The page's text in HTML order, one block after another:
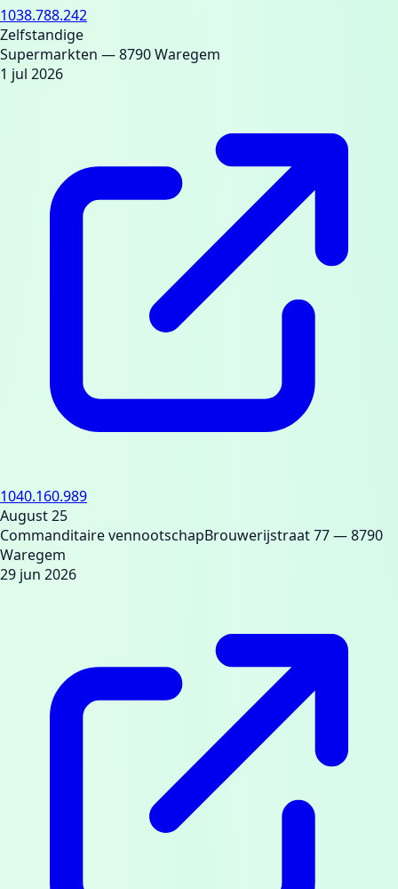
1038.788.242
Zelfstandige
Supermarkten — 8790 Waregem
1 jul 2026
1040.160.989
August 25
Commanditaire vennootschapBrouwerijstraat 77— 8790
Waregem
29 jun 2026